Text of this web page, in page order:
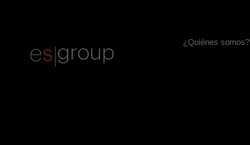
¿Quiénes somos?